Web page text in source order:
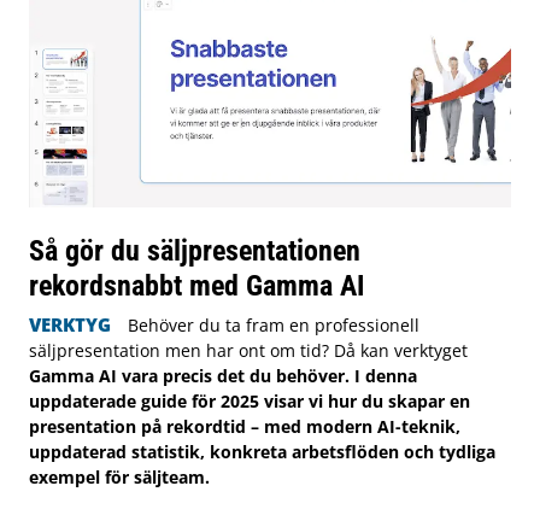
Så gör du säljpresentationen
rekordsnabbt med Gamma AI
VERKTYG
Behöver du ta fram en professionell
säljpresentation men har ont om tid? Då kan verktyget
Gamma AI vara precis det du behöver. I denna
uppdaterade guide för 2025 visar vi hur du skapar en
presentation på rekordtid – med modern AI-teknik,
uppdaterad statistik, konkreta arbetsflöden och tydliga
exempel för säljteam.